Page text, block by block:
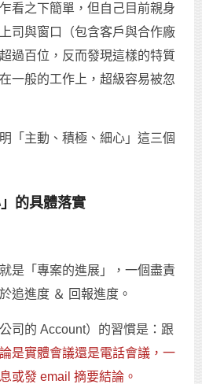
看之下簡單，但自己目前親身
司與窗口（包含客戶與合作廠
過百位，反而發現這樣的特質
一般的工作上，超級容易被忽
「主動、積極、細心」這三個
的具體落實
是「專案的進展」，一個盡責
追進度 ＆ 回報進度。
司的 Account）的習慣是：跟
是實體會議還是電話會議，一
或發 email 摘要結論。